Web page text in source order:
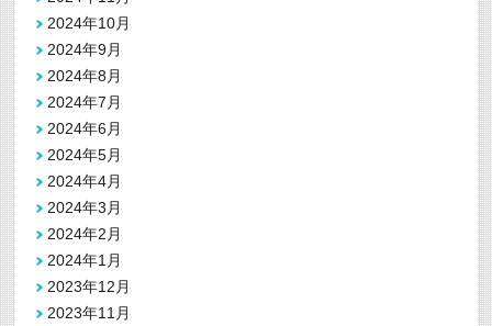
2024年10月
2024年9月
2024年8月
2024年7月
2024年6月
2024年5月
2024年4月
2024年3月
2024年2月
2024年1月
2023年12月
2023年11月